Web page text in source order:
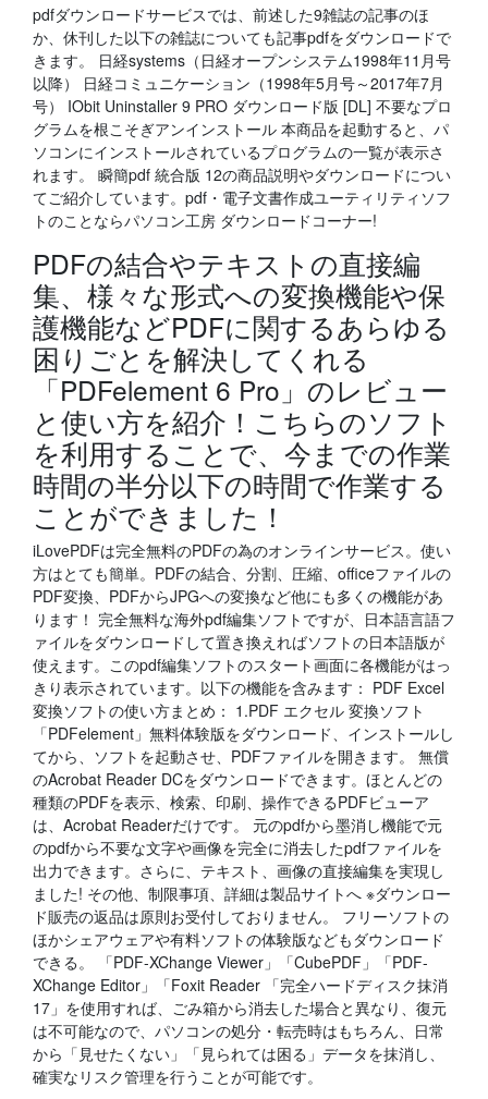
pdfダウンロードサービスでは、前述した9雑誌の記事のほ
か、休刊した以下の雑誌についても記事pdfをダウンロードで
きます。 日経systems（日経オープンシステム1998年11月号
以降） 日経コミュニケーション（1998年5月号～2017年7月
号） IObit Uninstaller 9 PRO ダウンロード版 [DL] 不要なプロ
グラムを根こそぎアンインストール 本商品を起動すると、パ
ソコンにインストールされているプログラムの一覧が表示さ
れます。 瞬簡pdf 統合版 12の商品説明やダウンロードについ
てご紹介しています。pdf・電子文書作成ユーティリティソフ
トのことならパソコン工房 ダウンロードコーナー!
PDFの結合やテキストの直接編
集、様々な形式への変換機能や保
護機能などPDFに関するあらゆる
困りごとを解決してくれる
「PDFelement 6 Pro」のレビュー
と使い方を紹介！こちらのソフト
を利用することで、今までの作業
時間の半分以下の時間で作業する
ことができました！
iLovePDFは完全無料のPDFの為のオンラインサービス。使い
方はとても簡単。PDFの結合、分割、圧縮、officeファイルの
PDF変換、PDFからJPGへの変換など他にも多くの機能があ
ります！ 完全無料な海外pdf編集ソフトですが、日本語言語フ
ァイルをダウンロードして置き換えればソフトの日本語版が
使えます。このpdf編集ソフトのスタート画面に各機能がはっ
きり表示されています。以下の機能を含みます： PDF Excel
変換ソフトの使い方まとめ： 1.PDF エクセル 変換ソフト
「PDFelement」無料体験版をダウンロード、インストールし
てから、ソフトを起動させ、PDFファイルを開きます。 無償
のAcrobat Reader DCをダウンロードできます。ほとんどの
種類のPDFを表示、検索、印刷、操作できるPDFビューア
は、Acrobat Readerだけです。 元のpdfから墨消し機能で元
のpdfから不要な文字や画像を完全に消去したpdfファイルを
出力できます。さらに、テキスト、画像の直接編集を実現し
ました! その他、制限事項、詳細は製品サイトへ ※ダウンロー
ド販売の返品は原則お受付しておりません。 フリーソフトの
ほかシェアウェアや有料ソフトの体験版などもダウンロード
できる。 「PDF-XChange Viewer」「CubePDF」「PDF-
XChange Editor」「Foxit Reader 「完全ハードディスク抹消
17」を使用すれば、ごみ箱から消去した場合と異なり、復元
は不可能なので、パソコンの処分・転売時はもちろん、日常
から「見せたくない」「見られては困る」データを抹消し、
確実なリスク管理を行うことが可能です。